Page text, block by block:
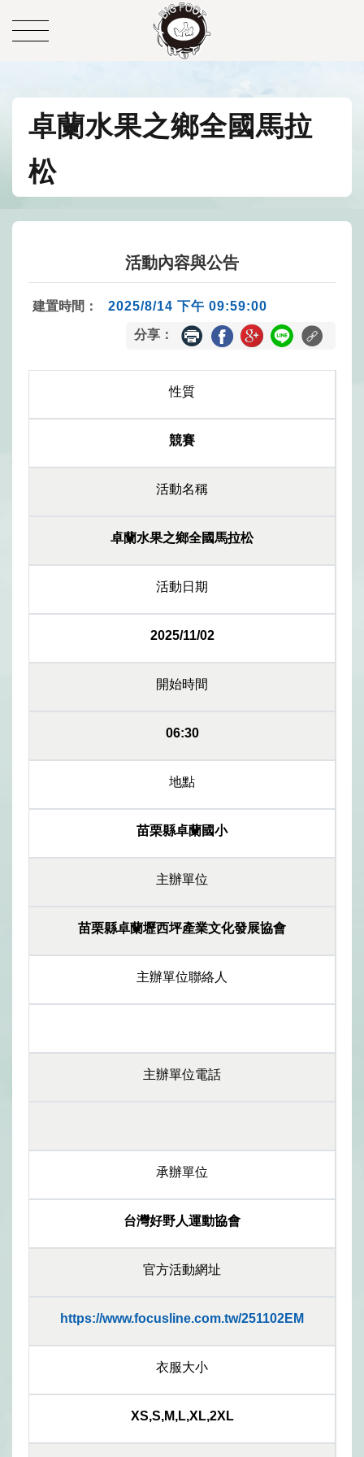
卓蘭水果之鄉全國馬拉
松
活動內容與公告
建置時間： 2025/8/14 下午 09:59:00
分享：
性質
競賽
活動名稱
卓蘭水果之鄉全國馬拉松
活動日期
2025/11/02
開始時間
06:30
地點
苗栗縣卓蘭國小
主辦單位
苗栗縣卓蘭壢西坪產業文化發展協會
主辦單位聯絡人
主辦單位電話
承辦單位
台灣好野人運動協會
官方活動網址
https://www.focusline.com.tw/251102EM
衣服大小
XS,S,M,L,XL,2XL